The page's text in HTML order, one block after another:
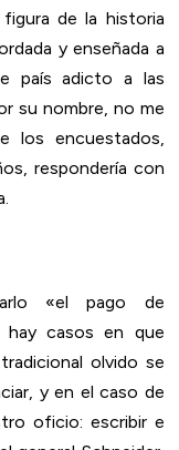
de la historia
y enseñada a
país adicto a las
su nombre, no me
los encuestados,
respondería con
«el pago de
hay casos en que
olvido se
y en el caso de
oficio: escribir e